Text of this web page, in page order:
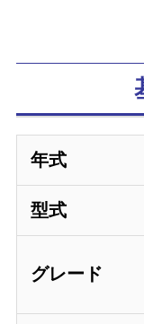
年式
型式
グレード